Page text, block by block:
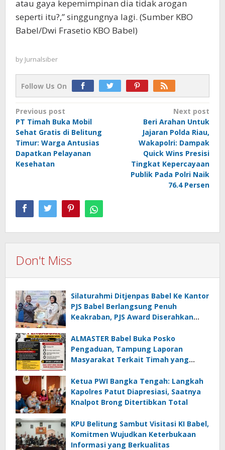
atau gaya kepemimpinan dia tidak arogan
seperti itu?,” singgungnya lagi. (Sumber KBO
Babel/Dwi Frasetio KBO Babel)
by Jurnalsiber
Follow Us On
Post
navigation
Previous post
PT Timah Buka Mobil
Sehat Gratis di Belitung
Timur: Warga Antusias
Dapatkan Pelayanan
Kesehatan
Next post
Beri Arahan Untuk
Jajaran Polda Riau,
Wakapolri: Dampak
Quick Wins Presisi
Tingkat Kepercayaan
Publik Pada Polri Naik
76.4 Persen
Don't Miss
Silaturahmi Ditjenpas Babel Ke Kantor
PJS Babel Berlangsung Penuh
Keakraban, PJS Award Diserahkan
ALMASTER Babel Buka Posko
Pengaduan, Tampung Laporan
Masyarakat Terkait Timah yang
Ketua PWI Bangka Tengah: Langkah
Kapolres Patut Diapresiasi, Saatnya
Knalpot Brong Ditertibkan Total
KPU Belitung Sambut Visitasi KI Babel,
Komitmen Wujudkan Keterbukaan
Informasi yang Berkualitas